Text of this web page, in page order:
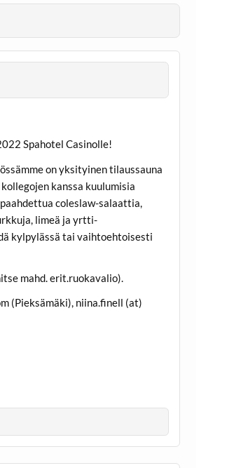
Spahotel Casinolle!
on yksityinen tilaussauna
kanssa kuulumisia
coleslaw-salaattia,
limeä ja yrtti-
kylpylässä tai vaihtoehtoisesti
mahd. erit.ruokavalio).
(Pieksämäki), niina.finell (at)